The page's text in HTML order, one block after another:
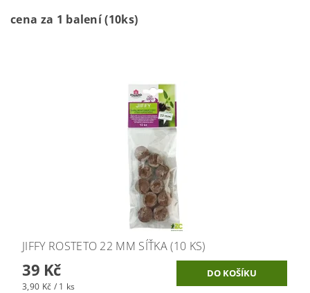
cena za 1 balení (10ks)
JIFFY ROSTETO 22 MM SÍŤKA (10 KS)
39 Kč
3,90 Kč / 1 ks